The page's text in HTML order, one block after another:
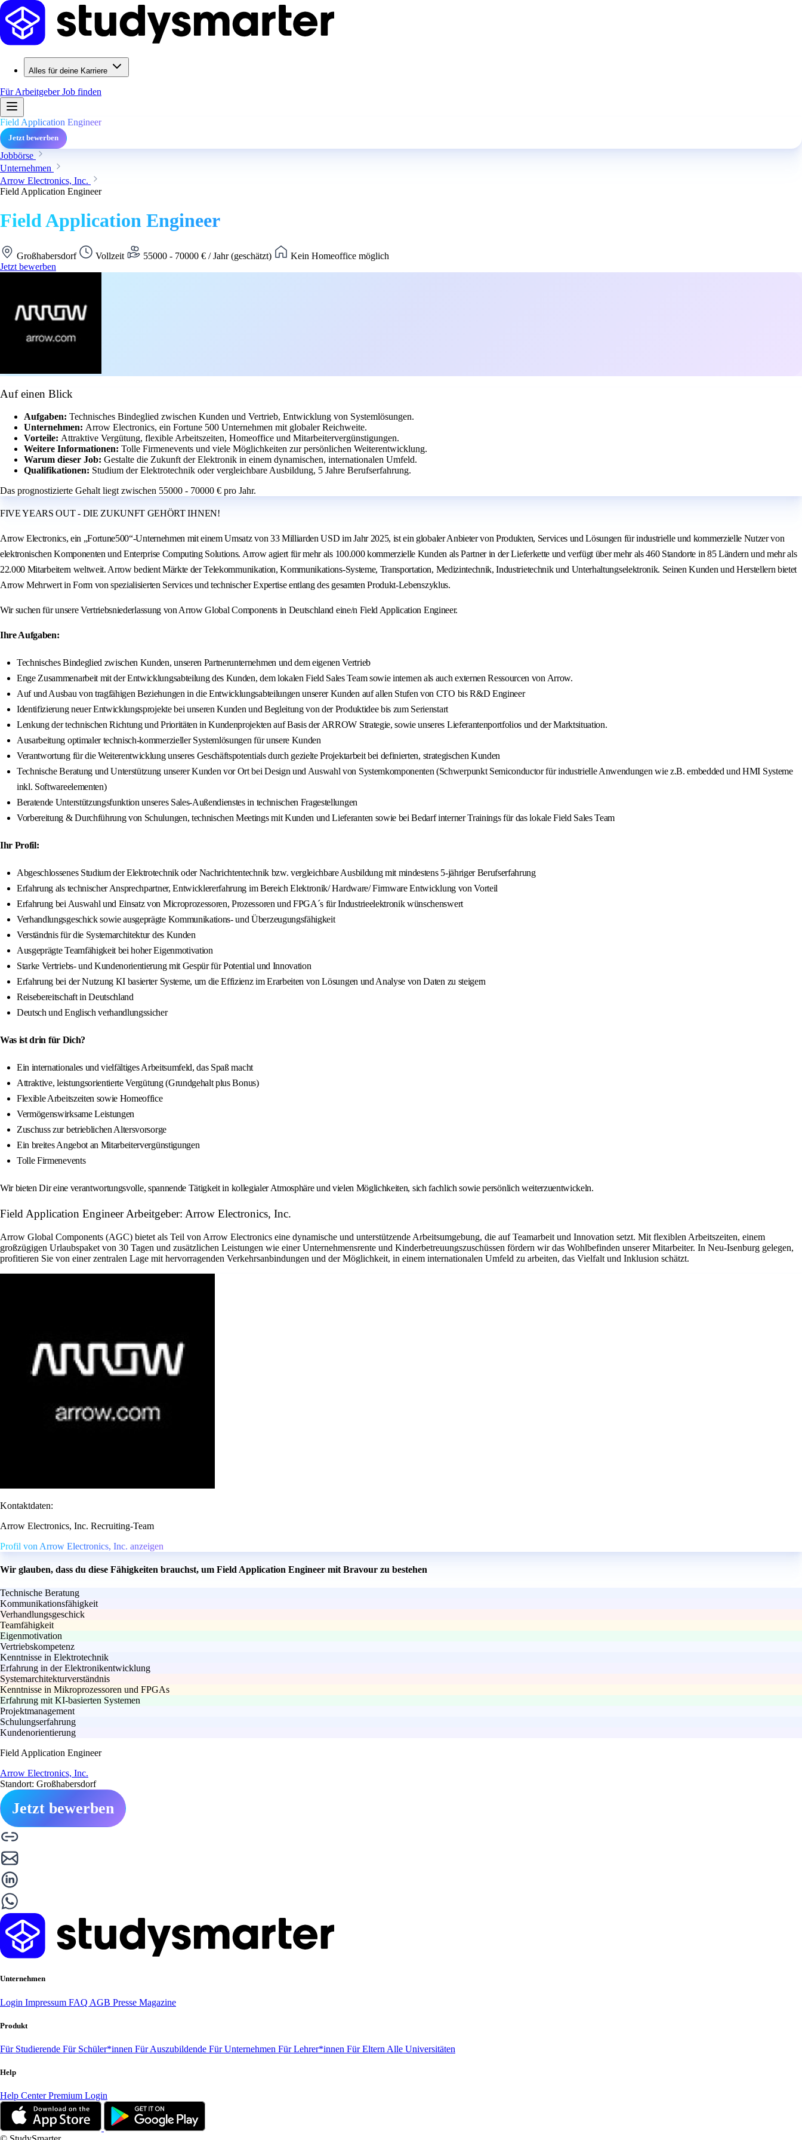
Alles für deine Karriere
Für ArbeitgeberJob finden
Field Application Engineer
Jetzt bewerben
Jobbörse
Unternehmen
Arrow Electronics, Inc.
Field Application Engineer
Field Application Engineer
Großhabersdorf Vollzeit 55000 - 70000 € / Jahr (geschätzt)
Kein Homeoffice möglich
Jetzt bewerben
Auf einen Blick
Aufgaben: Technisches Bindeglied zwischen Kunden und Vertrieb, Entwicklung von Systemlösungen.
Unternehmen: Arrow Electronics, ein Fortune 500 Unternehmen mit globaler Reichweite.
Vorteile: Attraktive Vergütung, flexible Arbeitszeiten, Homeoffice und Mitarbeitervergünstigungen.
Weitere Informationen: Tolle Firmenevents und viele Möglichkeiten zur persönlichen Weiterentwicklung.
Warum dieser Job: Gestalte die Zukunft der Elektronik in einem dynamischen, internationalen Umfeld.
Qualifikationen: Studium der Elektrotechnik oder vergleichbare Ausbildung, 5 Jahre Berufserfahrung.
Das prognostizierte Gehalt liegt zwischen 55000 - 70000 € pro Jahr.
FIVE YEARS OUT - DIE ZUKUNFT GEHÖRT IHNEN!
Arrow Electronics, ein „Fortune500“-Unternehmen mit einem Umsatz von 33 Milliarden USD im Jahr 2025, ist ein globaler Anbieter von Produkten, Services und Lösungen für industrielle und kommerzielle Nutzer von
elektronischen Komponenten und Enterprise Computing Solutions. Arrow agiert für mehr als 100.000 kommerzielle Kunden als Partner in der Lieferkette und verfügt über mehr als 460 Standorte in 85 Ländern und mehr als
22.000 Mitarbeitern weltweit. Arrow bedient Märkte der Telekommunikation, Kommunikations-Systeme, Transportation, Medizintechnik, Industrietechnik und Unterhaltungselektronik. Seinen Kunden und Herstellern bietet
Arrow Mehrwert in Form von spezialisierten Services und technischer Expertise entlang des gesamten Produkt-Lebenszyklus.
Wir suchen für unsere Vertriebsniederlassung von Arrow Global Components in Deutschland eine/n Field Application Engineer.
Ihre Aufgaben:
Technisches Bindeglied zwischen Kunden, unseren Partnerunternehmen und dem eigenen Vertrieb
Enge Zusammenarbeit mit der Entwicklungsabteilung des Kunden, dem lokalen Field Sales Team sowie internen als auch externen Ressourcen von Arrow.
Auf und Ausbau von tragfähigen Beziehungen in die Entwicklungsabteilungen unserer Kunden auf allen Stufen von CTO bis R&D Engineer
Identifizierung neuer Entwicklungsprojekte bei unseren Kunden und Begleitung von der Produktidee bis zum Serienstart
Lenkung der technischen Richtung und Prioritäten in Kundenprojekten auf Basis der ARROW Strategie, sowie unseres Lieferantenportfolios und der Marktsituation.
Ausarbeitung optimaler technisch-kommerzieller Systemlösungen für unsere Kunden
Verantwortung für die Weiterentwicklung unseres Geschäftspotentials durch gezielte Projektarbeit bei definierten, strategischen Kunden
Technische Beratung und Unterstützung unserer Kunden vor Ort bei Design und Auswahl von Systemkomponenten (Schwerpunkt Semiconductor für industrielle Anwendungen wie z.B. embedded und HMI Systeme
inkl. Softwareelementen)
Beratende Unterstützungsfunktion unseres Sales-Außendienstes in technischen Fragestellungen
Vorbereitung & Durchführung von Schulungen, technischen Meetings mit Kunden und Lieferanten sowie bei Bedarf interner Trainings für das lokale Field Sales Team
Ihr Profil:
Abgeschlossenes Studium der Elektrotechnik oder Nachrichtentechnik bzw. vergleichbare Ausbildung mit mindestens 5-jähriger Berufserfahrung
Erfahrung als technischer Ansprechpartner, Entwicklererfahrung im Bereich Elektronik/ Hardware/ Firmware Entwicklung von Vorteil
Erfahrung bei Auswahl und Einsatz von Microprozessoren, Prozessoren und FPGA´s für Industrieelektronik wünschenswert
Verhandlungsgeschick sowie ausgeprägte Kommunikations- und Überzeugungsfähigkeit
Verständnis für die Systemarchitektur des Kunden
Ausgeprägte Teamfähigkeit bei hoher Eigenmotivation
Starke Vertriebs- und Kundenorientierung mit Gespür für Potential und Innovation
Erfahrung bei der Nutzung KI basierter Systeme, um die Effizienz im Erarbeiten von Lösungen und Analyse von Daten zu steigern
Reisebereitschaft in Deutschland
Deutsch und Englisch verhandlungssicher
Was ist drin für Dich?
Ein internationales und vielfältiges Arbeitsumfeld, das Spaß macht
Attraktive, leistungsorientierte Vergütung (Grundgehalt plus Bonus)
Flexible Arbeitszeiten sowie Homeoffice
Vermögenswirksame Leistungen
Zuschuss zur betrieblichen Altersvorsorge
Ein breites Angebot an Mitarbeitervergünstigungen
Tolle Firmenevents
Wir bieten Dir eine verantwortungsvolle, spannende Tätigkeit in kollegialer Atmosphäre und vielen Möglichkeiten, sich fachlich sowie persönlich weiterzuentwickeln.
Field Application Engineer Arbeitgeber: Arrow Electronics, Inc.
Arrow Global Components (AGC) bietet als Teil von Arrow Electronics eine dynamische und unterstützende Arbeitsumgebung, die auf Teamarbeit und Innovation setzt. Mit flexiblen Arbeitszeiten, einem
großzügigen Urlaubspaket von 30 Tagen und zusätzlichen Leistungen wie einer Unternehmensrente und Kinderbetreuungszuschüssen fördern wir das Wohlbefinden unserer Mitarbeiter. In Neu-Isenburg gelegen,
profitieren Sie von einer zentralen Lage mit hervorragenden Verkehrsanbindungen und der Möglichkeit, in einem internationalen Umfeld zu arbeiten, das Vielfalt und Inklusion schätzt.
Kontaktdaten:
Arrow Electronics, Inc. Recruiting-Team
Profil von Arrow Electronics, Inc. anzeigen
Wir glauben, dass du diese Fähigkeiten brauchst, um Field Application Engineer mit Bravour zu bestehen
Technische Beratung
Kommunikationsfähigkeit
Verhandlungsgeschick
Teamfähigkeit
Eigenmotivation
Vertriebskompetenz
Kenntnisse in Elektrotechnik
Erfahrung in der Elektronikentwicklung
Systemarchitekturverständnis
Kenntnisse in Mikroprozessoren und FPGAs
Erfahrung mit KI-basierten Systemen
Projektmanagement
Schulungserfahrung
Kundenorientierung
Field Application Engineer
Arrow Electronics, Inc.
Standort: Großhabersdorf
Jetzt bewerben
Unternehmen
Login Impressum FAQ AGB Presse Magazine
Produkt
Für Studierende Für Schüler*innen Für Auszubildende Für Unternehmen Für Lehrer*innen Für Eltern Alle Universitäten
Help
Help CenterPremium Login